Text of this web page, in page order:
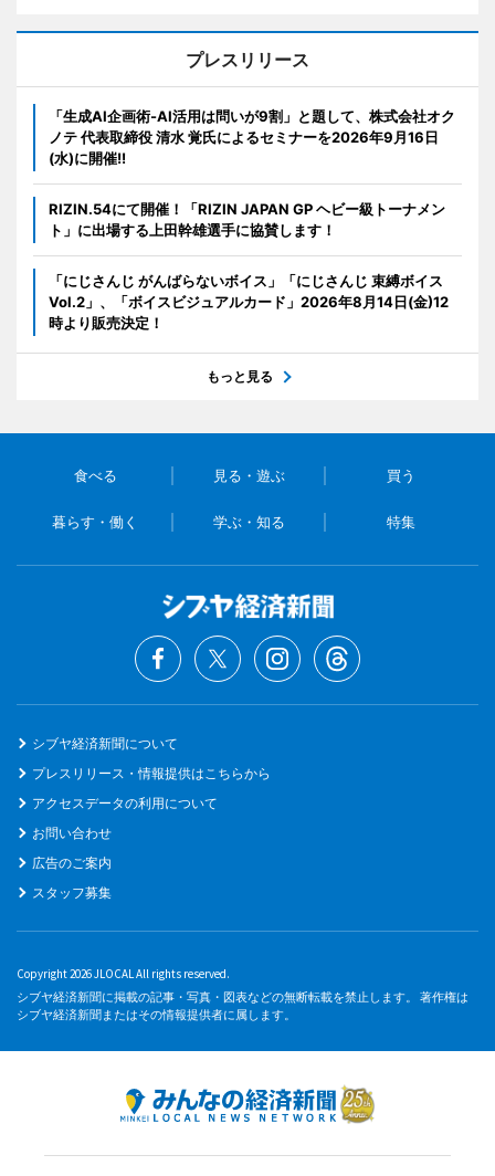
プレスリリース
「生成AI企画術-AI活用は問いが9割」と題して、株式会社オク
ノテ 代表取締役 清水 覚氏によるセミナーを2026年9月16日
(水)に開催!!
RIZIN.54にて開催！「RIZIN JAPAN GP ヘビー級トーナメン
ト」に出場する上田幹雄選手に協賛します！
「にじさんじ がんばらないボイス」「にじさんじ 束縛ボイス
Vol.2」、「ボイスビジュアルカード」2026年8月14日(金)12
時より販売決定！
もっと見る
食べる 見る・遊ぶ 買う
暮らす・働く 学ぶ・知る 特集
シブヤ経済新聞について
プレスリリース・情報提供はこちらから
アクセスデータの利用について
お問い合わせ
広告のご案内
スタッフ募集
Copyright 2026 JLOCAL All rights reserved.
シブヤ経済新聞に掲載の記事・写真・図表などの無断転載を禁止します。 著作権は
シブヤ経済新聞またはその情報提供者に属します。